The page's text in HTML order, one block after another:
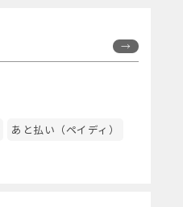
あと払い（ペイディ）